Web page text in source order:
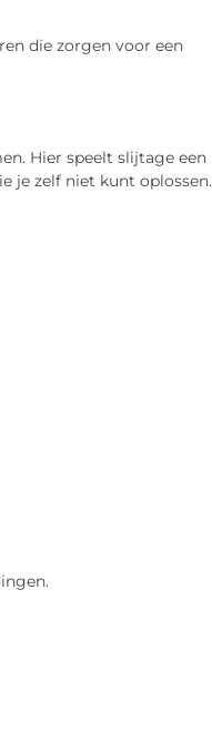
die zorgen voor een
Hier speelt slijtage een
je zelf niet kunt oplossen.